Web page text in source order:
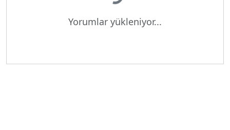
Yorumlar yükleniyor...